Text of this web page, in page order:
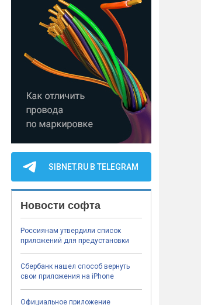
SIBNET.RU В TELEGRAM
Новости софта
Россиянам утвердили список
приложений для предустановки
Сбербанк нашел способ вернуть
свои приложения на iPhone
Официальное приложение